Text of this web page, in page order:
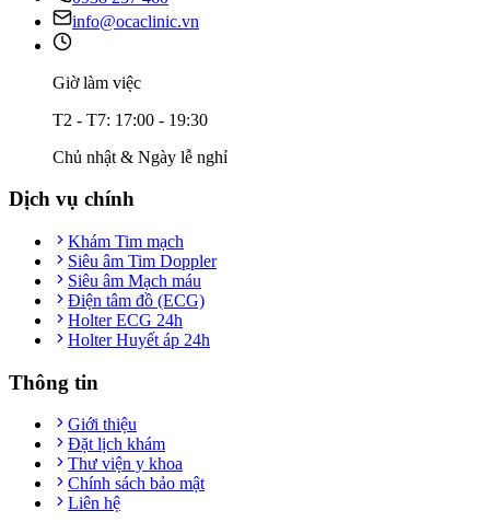
info@ocaclinic.vn
Giờ làm việc
T2 - T7: 17:00 - 19:30
Chủ nhật & Ngày lễ nghỉ
Dịch vụ chính
Khám Tim mạch
Siêu âm Tim Doppler
Siêu âm Mạch máu
Điện tâm đồ (ECG)
Holter ECG 24h
Holter Huyết áp 24h
Thông tin
Giới thiệu
Đặt lịch khám
Thư viện y khoa
Chính sách bảo mật
Liên hệ